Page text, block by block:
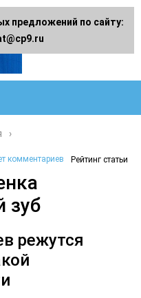
комментариев Рейтинг статьи
зуб
режутся
предложений по сайту: